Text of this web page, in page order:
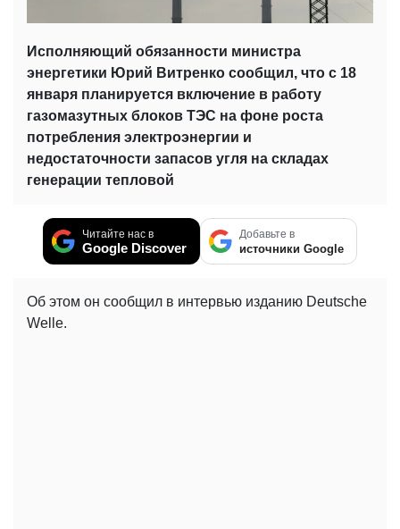
Исполняющий обязанности министра
энергетики Юрий Витренко сообщил, что с 18
января планируется включение в работу
газомазутных блоков ТЭС на фоне роста
потребления электроэнергии и
недостаточности запасов угля на складах
генерации тепловой
Читайте нас в
Google Discover
Добавьте в
источники Google
Об этом он сообщил в интервью изданию Deutsche
Welle.